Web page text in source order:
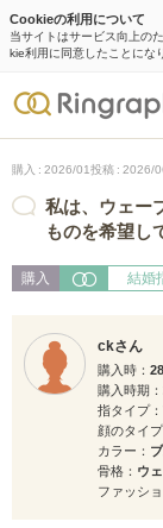
Cookieの利用について
当サイトはサービス向上の
kie利用に同意したことにな
購入 2026/01投稿 2026/
私は、ウェー
ものを希望し
購入 結婚
ckさん
購入時
購入時期
指タイプ
顔のタイプ
カラー
骨格
ウ
ファッシ